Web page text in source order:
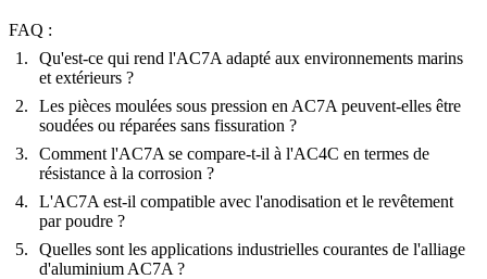
FAQ :
Qu'est-ce qui rend l'AC7A adapté aux environnements marins
et extérieurs ?
Les pièces moulées sous pression en AC7A peuvent-elles être
soudées ou réparées sans fissuration ?
Comment l'AC7A se compare-t-il à l'AC4C en termes de
résistance à la corrosion ?
L'AC7A est-il compatible avec l'anodisation et le revêtement
par poudre ?
Quelles sont les applications industrielles courantes de l'alliage
d'aluminium AC7A ?